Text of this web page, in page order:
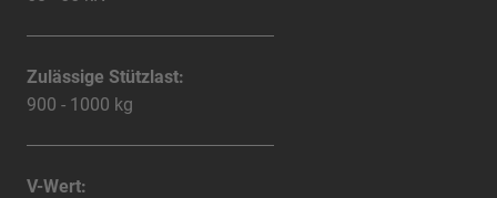
Zulässige Stützlast:
900 - 1000 kg
V-Wert: